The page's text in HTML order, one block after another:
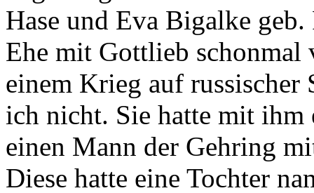
Hase und Eva Bigalke
Ehe mit Gottlieb schonmal
einem Krieg auf
ich nicht. Sie hatte mit ihm
einen Mann der Gehring
Diese hatte eine Tochter